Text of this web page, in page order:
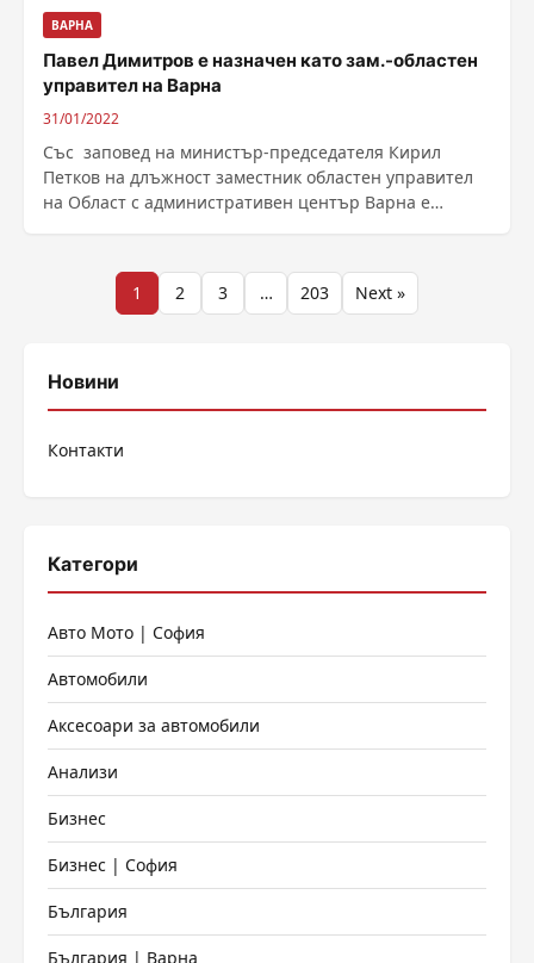
ВАРНА
Павел Димитров е назначен като зам.-областен
управител на Варна
31/01/2022
Със заповед на министър-председателя Кирил
Петков на длъжност заместник областен управител
на Област с административен център Варна е
Разделяне
публикациите
1 2 3 … 203 Next »
Новини
Контакти
Категори
Авто Мото | София
Автомобили
Аксесоари за автомобили
Анализи
Бизнес
Бизнес | София
България
България | Варна